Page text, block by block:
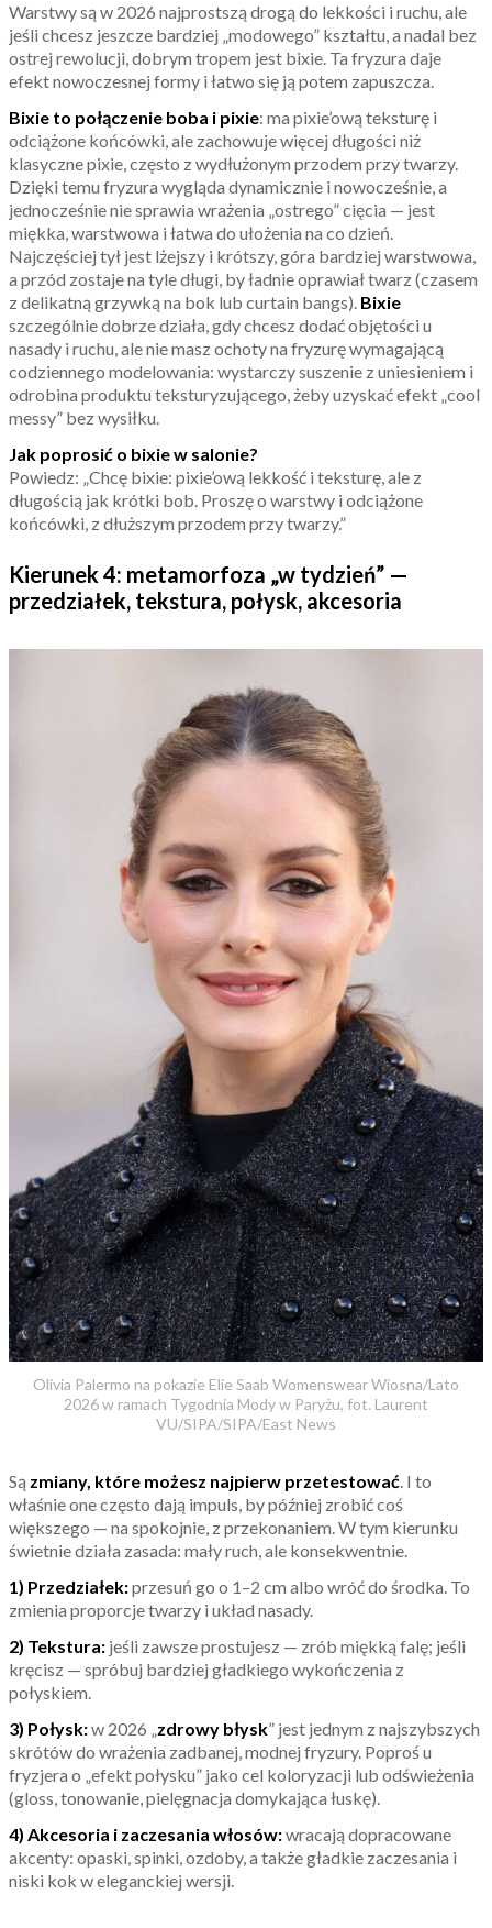
Warstwy są w 2026 najprostszą drogą do lekkości i ruchu, ale
jeśli chcesz jeszcze bardziej „modowego” kształtu, a nadal bez
ostrej rewolucji, dobrym tropem jest bixie. Ta fryzura daje
efekt nowoczesnej formy i łatwo się ją potem zapuszcza.
Bixie to połączenie boba i pixie: ma pixie’ową teksturę i
odciążone końcówki, ale zachowuje więcej długości niż
klasyczne pixie, często z wydłużonym przodem przy twarzy.
Dzięki temu fryzura wygląda dynamicznie i nowocześnie, a
jednocześnie nie sprawia wrażenia „ostrego” cięcia — jest
miękka, warstwowa i łatwa do ułożenia na co dzień.
Najczęściej tył jest lżejszy i krótszy, góra bardziej warstwowa,
a przód zostaje na tyle długi, by ładnie oprawiał twarz (czasem
z delikatną grzywką na bok lub curtain bangs). Bixie
szczególnie dobrze działa, gdy chcesz dodać objętości u
nasady i ruchu, ale nie masz ochoty na fryzurę wymagającą
codziennego modelowania: wystarczy suszenie z uniesieniem i
odrobina produktu teksturyzującego, żeby uzyskać efekt „cool
messy” bez wysiłku.
Jak poprosić o bixie w salonie?
Powiedz: „Chcę bixie: pixie’ową lekkość i teksturę, ale z
długością jak krótki bob. Proszę o warstwy i odciążone
końcówki, z dłuższym przodem przy twarzy.”
Kierunek 4: metamorfoza „w tydzień” —
przedziałek, tekstura, połysk, akcesoria
Olivia Palermo na pokazie Elie Saab Womenswear Wiosna/Lato
2026 w ramach Tygodnia Mody w Paryżu, fot. Laurent
VU/SIPA/SIPA/East News
Są zmiany, które możesz najpierw przetestować. I to
właśnie one często dają impuls, by później zrobić coś
większego — na spokojnie, z przekonaniem. W tym kierunku
świetnie działa zasada: mały ruch, ale konsekwentnie.
1) Przedziałek:przesuń go o 1–2 cm albo wróć do środka. To
zmienia proporcje twarzy i układ nasady.
2) Tekstura: jeśli zawsze prostujesz — zrób miękką falę; jeśli
kręcisz — spróbuj bardziej gładkiego wykończenia z
połyskiem.
3) Połysk:w 2026 „zdrowy błysk” jest jednym z najszybszych
skrótów do wrażenia zadbanej, modnej fryzury. Poproś u
fryzjera o „efekt połysku” jako cel koloryzacji lub odświeżenia
(gloss, tonowanie, pielęgnacja domykająca łuskę).
4) Akcesoria i zaczesania włosów:wracają dopracowane
akcenty: opaski, spinki, ozdoby, a także gładkie zaczesania i
niski kok w eleganckiej wersji.